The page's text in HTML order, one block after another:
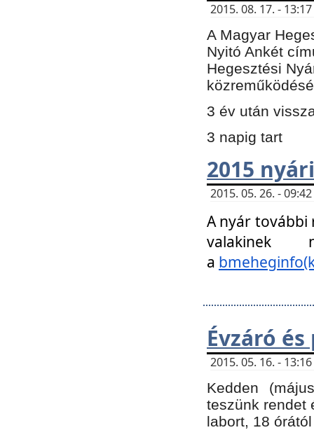
2015. 08. 17. -
A Magyar
Nyitó Ankét
Hegesztési
3 év után
3 napig tart
2015
2015. 05. 26. -
A nyár további
a
Évzáró
2015. 05. 16. -
Kedden
teszünk rendet
labort, 18